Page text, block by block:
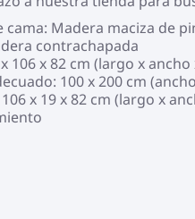
Madera maciza de
contrachapada
106 x 82 cm (largo x ancho
100 x 200 cm
x 19 x 82 cm (largo x